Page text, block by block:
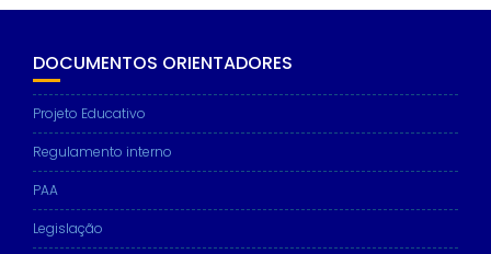
DOCUMENTOS ORIENTADORES
Projeto Educativo
Regulamento interno
PAA
Legislação
These
cookies are